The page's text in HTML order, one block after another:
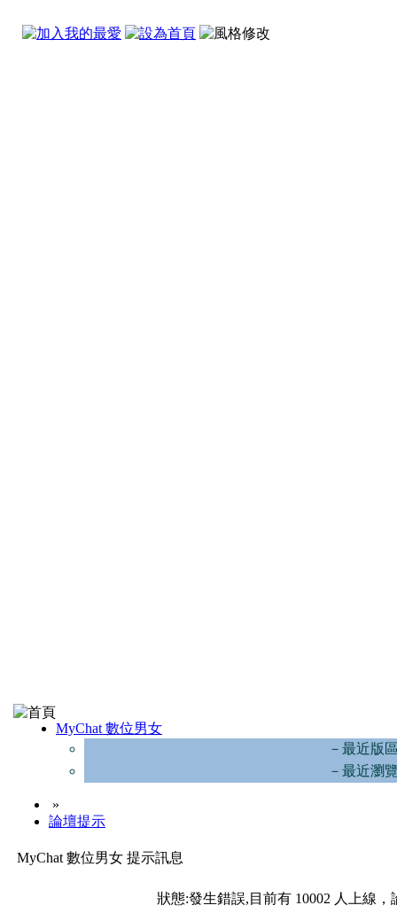
MyChat 數位男女
－最近版
－最近瀏
»
論壇提示
MyChat 數位男女 提示訊息
狀態:發生錯誤,目前有 10002 人上線